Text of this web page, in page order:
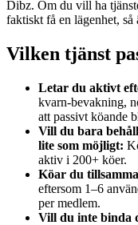
Dibz. Om du vill ha
faktiskt få en lägenhet,
Vilken tjänst
Letar du aktivt
kvarn-bevakning,
att passivt köande
Vill du bara
lite som möjligt:
aktiv i 200+ köer.
Köar du
eftersom 1–6
per medlem.
Vill du inte binda